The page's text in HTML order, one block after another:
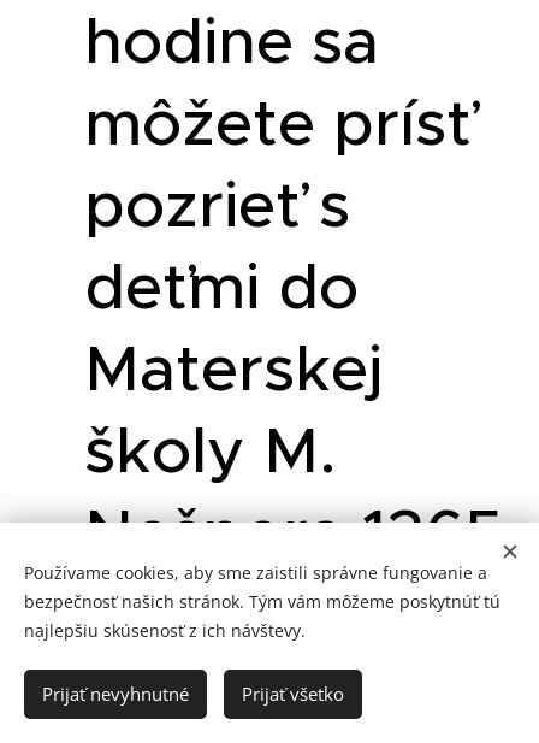
hodine sa
môžete prísť
pozrieť s
deťmi do
Materskej
školy M.
Nešpora 1365
(trieda
Motýle) a
Používame cookies, aby sme zaistili správne fungovanie a
bezpečnosť našich stránok. Tým vám môžeme poskytnúť tú
najlepšiu skúsenosť z ich návštevy.
Prijať nevyhnutné Prijať všetko